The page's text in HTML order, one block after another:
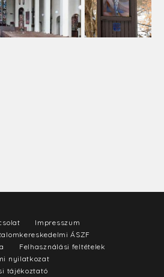
Impresszum
ÁSZF
Felhasználási feltételek
nyilatkozat
tájékoztató